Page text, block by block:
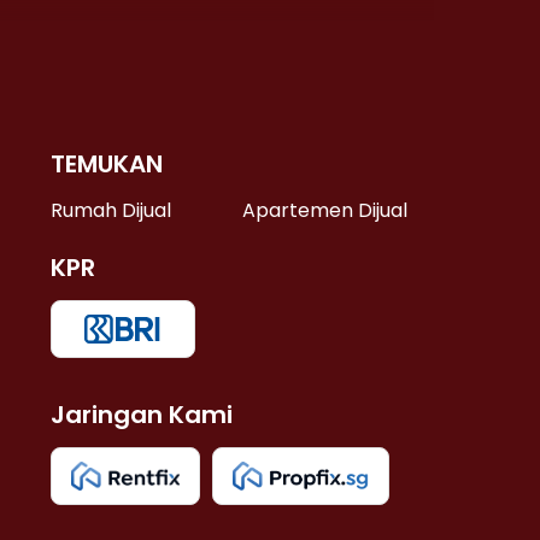
TEMUKAN
Rumah Dijual Apartemen Dijual
KPR
Jaringan Kami